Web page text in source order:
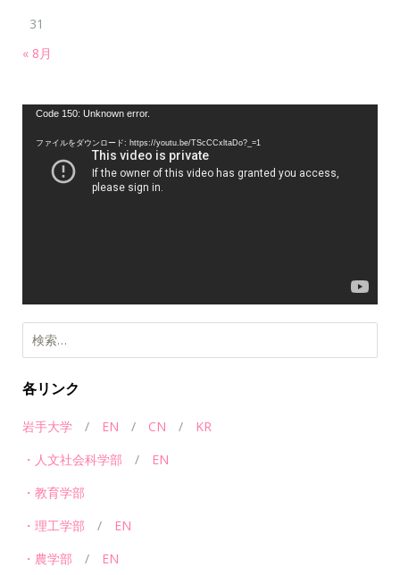
31
« 8月
Code 150: Unknown error.
ファイルをダウンロード: https://youtu.be/TScCCxltaDo?_=1
各リンク
岩手大学 / EN / CN / KR
・人文社会科学部 / EN
・教育学部
・理工学部 / EN
・農学部 / EN